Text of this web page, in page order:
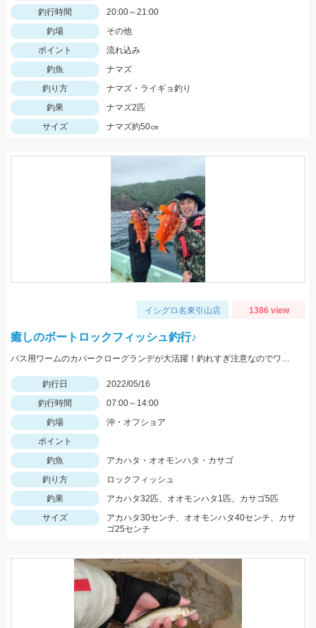
釣行時間
20:00～21:00
釣場
その他
ポイント
流れ込み
釣魚
ナマズ
釣り方
ナマズ・ライギョ釣り
釣果
ナマズ2匹
サイズ
ナマズ約50㎝
イシグロ名東引山店 1386 view
癒しのボートロックフィッシュ釣行♪
バス用ワームのカバークローグランデが大活躍！釣れすぎ注意なのでワームは沢山用意してくださいネ
釣行日
2022/05/16
釣行時間
07:00～14:00
釣場
沖・オフショア
ポイント
釣魚
アカハタ・オオモンハタ・カサゴ
釣り方
ロックフィッシュ
釣果
アカハタ32匹、オオモンハタ1匹、カサゴ5匹
サイズ
アカハタ30センチ、オオモンハタ40センチ、カサ
ゴ25センチ